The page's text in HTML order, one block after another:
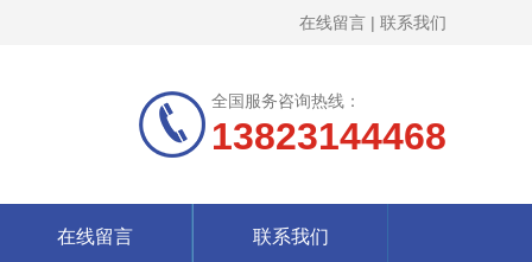
在线留言 | 联系我们
全国服务咨询热线：
13823144468
在线留言 联系我们